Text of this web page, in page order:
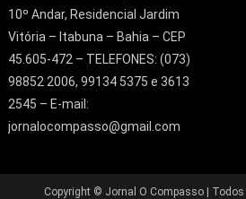
10º Andar, Residencial Jardim
Vitória – Itabuna – Bahia – CEP
45.605-472 – TELEFONES: (073)
98852 2006, 99134 5375 e 3613
2545 – E-mail:
jornalocompasso@gmail.com
Copyright © Jornal O Compasso |